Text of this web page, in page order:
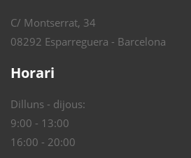
C/ Montserrat, 34
08292 Esparreguera - Barcelona
Horari
Dilluns - dijous:
9:00 - 13:00
16:00 - 20:00